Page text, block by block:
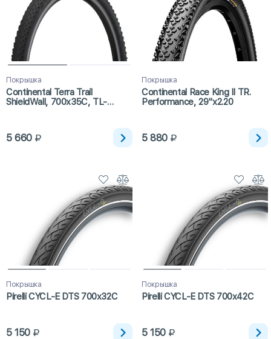
Покрышка
Continental Terra Trail
ShieldWall, 700x35C, TL-
5 660
Покрышка
Continental Race King II TR.
Performance, 29"х2.20
5 880
Покрышка
Pirelli CYCL-E DTS 700x32C
5 150
Покрышка
Pirelli CYCL-E DTS 700x42C
5 150